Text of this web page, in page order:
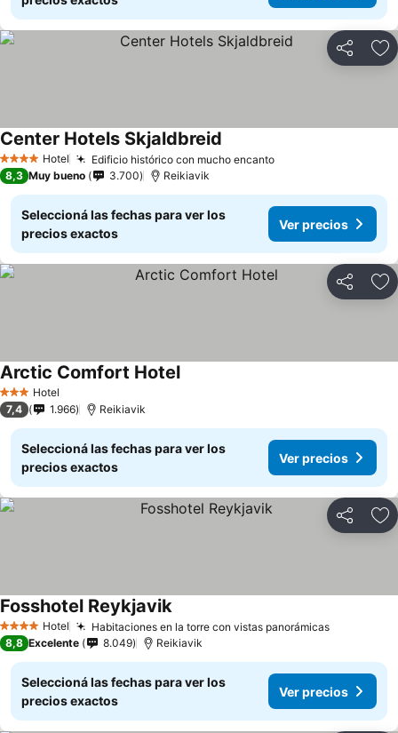
Compartir
4 EstrellasHotel Edificio histórico con mucho encanto
Center Hotels Skjaldbreid
8,3 Muy bueno 3.700 Reikiavik
Seleccioná las fechas para ver los
precios exactos
Ver precios
Compartir
3 Estrellas
Hotel
Arctic Comfort Hotel
7,4 1.966 Reikiavik
Seleccioná las fechas para ver los
precios exactos
Ver precios
Compartir
4 EstrellasHotel Habitaciones en la torre con vistas panorámicas
Fosshotel Reykjavik
8,8 Excelente 8.049 Reikiavik
Seleccioná las fechas para ver los
precios exactos
Ver precios